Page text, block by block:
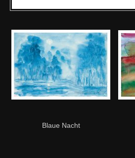
Blaue Nacht